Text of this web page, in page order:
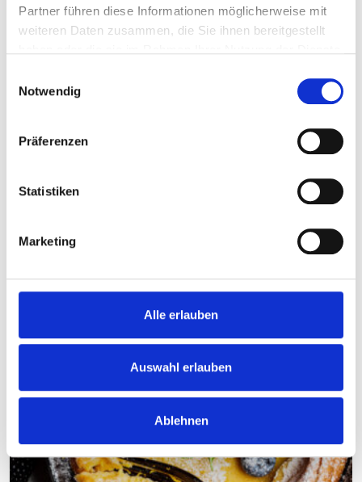
Partner führen diese Informationen möglicherweise mit
weiteren Daten zusammen, die Sie ihnen bereitgestellt
Notwendig
Präferenzen
Statistiken
Marketing
Alle erlauben
Auswahl erlauben
Ablehnen